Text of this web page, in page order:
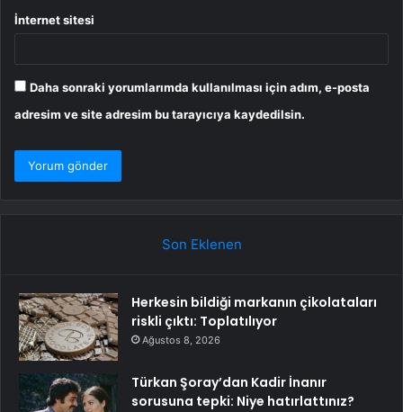
İnternet sitesi
Daha sonraki yorumlarımda kullanılması için adım, e-posta
adresim ve site adresim bu tarayıcıya kaydedilsin.
Son Eklenen
Herkesin bildiği markanın çikolataları
riskli çıktı: Toplatılıyor
Ağustos 8, 2026
Türkan Şoray’dan Kadir İnanır
sorusuna tepki: Niye hatırlattınız?